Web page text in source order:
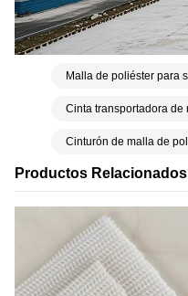
Productos Relacionados